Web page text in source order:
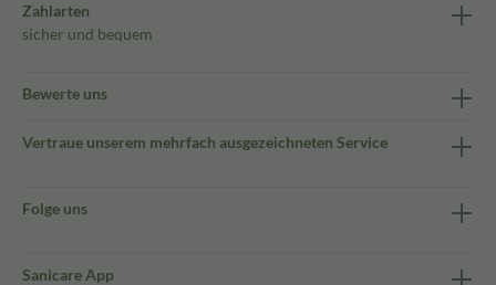
Zahlarten
sicher und bequem
Bewerte uns
Vertraue unserem mehrfach ausgezeichneten Service
Folge uns
Sanicare App